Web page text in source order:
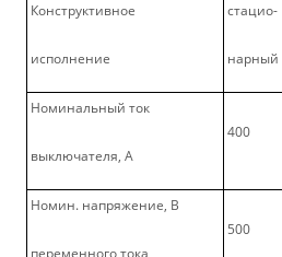
Конструктивное
исполнение
стацио-
нарный
Номинальный ток
выключателя, А
400
Номин. напряжение, В
переменного тока
500